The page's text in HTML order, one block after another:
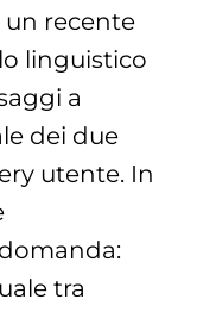
recente
linguistico
a
dei due
utente. In
tra